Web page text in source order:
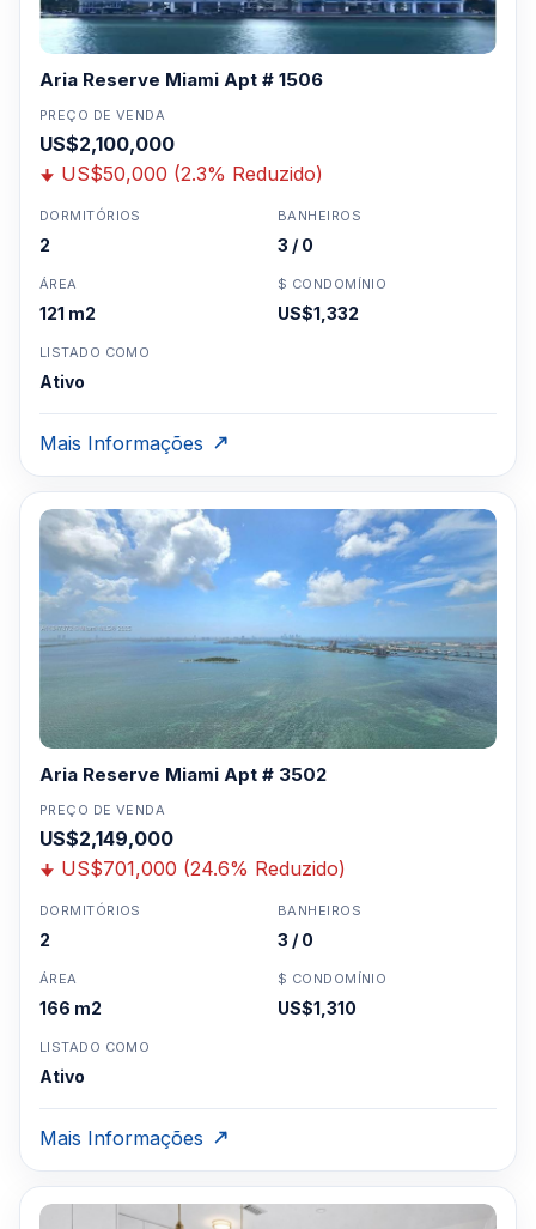
Aria Reserve Miami Apt # 1506
PREÇO DE VENDA
US$2,100,000
US$50,000 (2.3% Reduzido)
DORMITÓRIOS
2
BANHEIROS
3 / 0
ÁREA
121 m2
$ CONDOMÍNIO
US$1,332
LISTADO COMO
Ativo
Mais Informações
Aria Reserve Miami Apt # 3502
PREÇO DE VENDA
US$2,149,000
US$701,000 (24.6% Reduzido)
DORMITÓRIOS
2
BANHEIROS
3 / 0
ÁREA
166 m2
$ CONDOMÍNIO
US$1,310
LISTADO COMO
Ativo
Mais Informações